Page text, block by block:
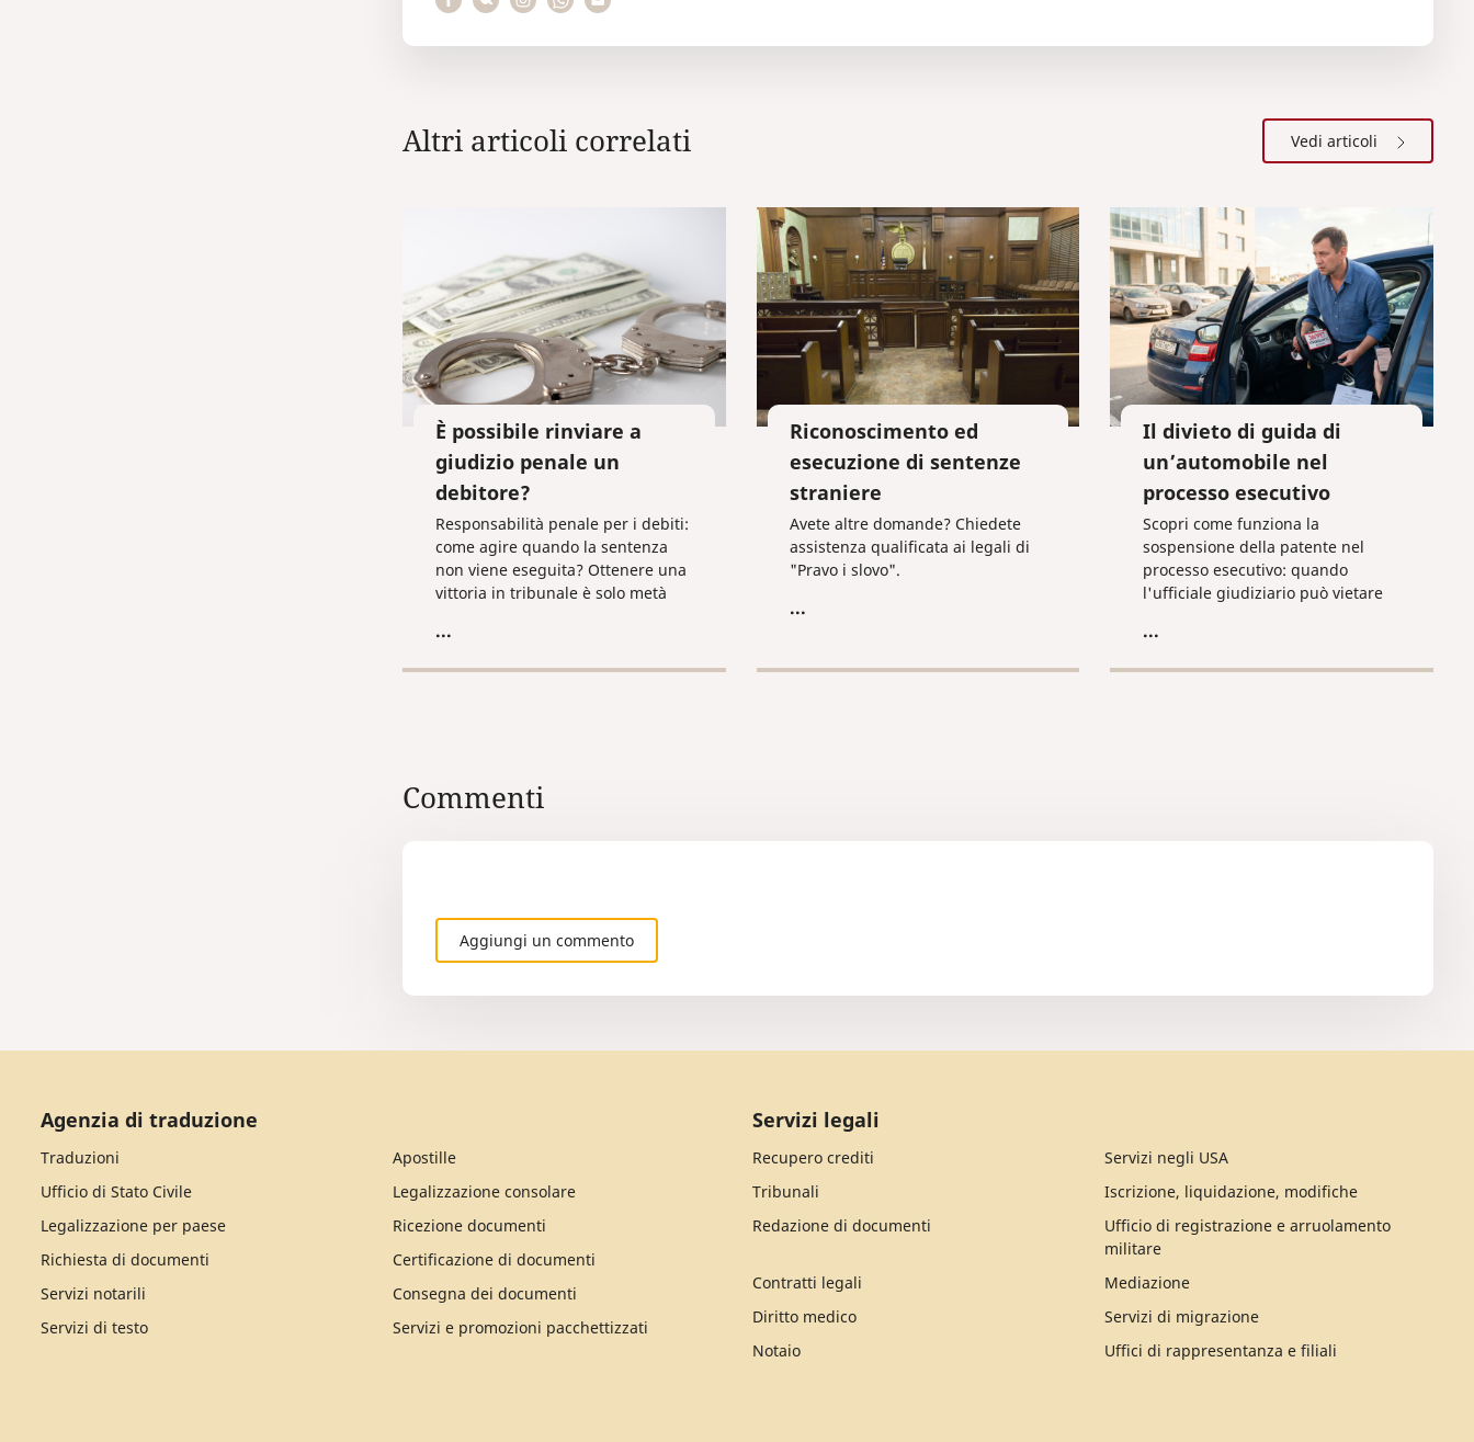
Altri articoli correlati Vedi articoli
È possibile rinviare a
giudizio penale un
debitore?
Responsabilità penale per i debiti:
come agire quando la sentenza
non viene eseguita? Ottenere una
vittoria in tribunale è solo metà
di pagare, la legge russa prevede
intraprendere per trasformare
...
Riconoscimento ed
esecuzione di sentenze
straniere
Avete altre domande? Chiedete
assistenza qualificata ai legali di
"Pravo i slovo".
...
Il divieto di guida di
un’automobile nel
processo esecutivo
Scopri come funziona la
sospensione della patente nel
processo esecutivo: quando
l'ufficiale giudiziario può vietare
specifici previsti dalla legge per
...
Commenti
Aggiungi un commento
Agenzia di traduzione
Traduzioni
Apostille
Ufficio di Stato Civile
Legalizzazione consolare
Legalizzazione per paese
Ricezione documenti
Richiesta di documenti
Certificazione di documenti
Servizi notarili
Consegna dei documenti
Servizi di testo
Servizi e promozioni pacchettizzati
Servizi legali
Recupero crediti
Servizi negli USA
Tribunali
Iscrizione, liquidazione, modifiche
Redazione di documenti
Ufficio di registrazione e arruolamento
militare
Contratti legali
Mediazione
Diritto medico
Servizi di migrazione
Notaio
Uffici di rappresentanza e filiali